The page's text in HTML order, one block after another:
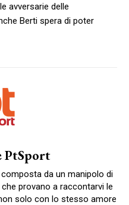
avversarie delle
Berti spera di poter
PtSport
da un manipolo di
provano a raccontarvi le
solo con lo stesso amore